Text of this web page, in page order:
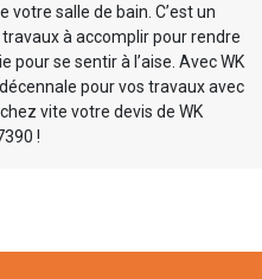
salle de bain. C’est un
à accomplir pour rendre
pour se sentir à l’aise. Avec WK
pour vos travaux avec
vite votre devis de WK
!